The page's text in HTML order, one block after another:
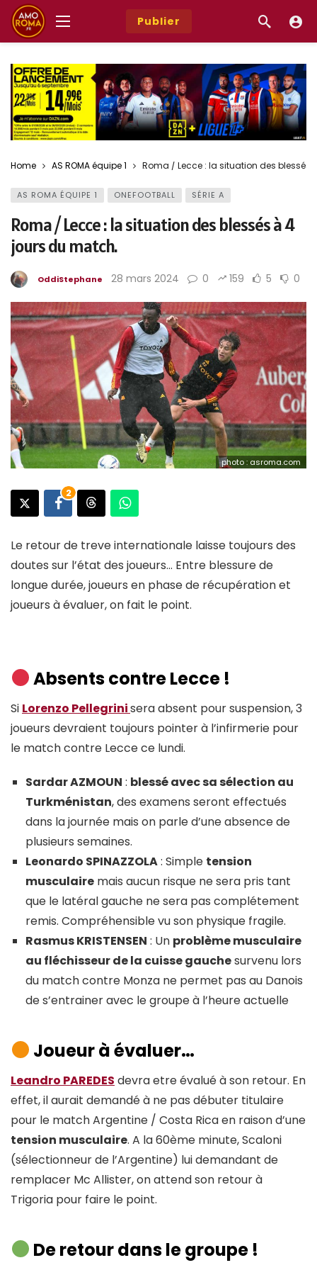
Publier
Home AS ROMA équipe 1 Roma / Lecce : la situation des blessés
AS ROMA ÉQUIPE 1 ONEFOOTBALL SÉRIE A
Roma / Lecce : la situation des blessés à 4
jours du match.
OddiStephane 28 mars 2024 0 159 5 0
photo : asroma.com
2
Le retour de treve internationale laisse toujours des
doutes sur l’état des joueurs… Entre blessure de
longue durée, joueurs en phase de récupération et
joueurs à évaluer, on fait le point.
Absents contre Lecce !
Si Lorenzo Pellegrinisera absent pour suspension, 3
joueurs devraient toujours pointer à l’infirmerie pour
le match contre Lecce ce lundi.
Sardar AZMOUN : blessé avec sa sélection au
Turkménistan, des examens seront effectués
dans la journée mais on parle d’une absence de
plusieurs semaines.
Leonardo SPINAZZOLA: Simple tension
musculairemais aucun risque ne sera pris tant
que le latéral gauche ne sera pas complétement
remis. Compréhensible vu son physique fragile.
Rasmus KRISTENSEN : Un problème musculaire
au fléchisseur de la cuisse gauchesurvenu lors
du match contre Monza ne permet pas au Danois
de s’entrainer avec le groupe à l’heure actuelle
Joueur à évaluer…
Leandro PAREDES devra etre évalué à son retour. En
effet, il aurait demandé à ne pas débuter titulaire
pour le match Argentine / Costa Rica en raison d’une
tension musculaire. A la 60ème minute, Scaloni
(sélectionneur de l’Argentine) lui demandant de
remplacer Mc Allister, on attend son retour à
Trigoria pour faire le point.
De retour dans le groupe !